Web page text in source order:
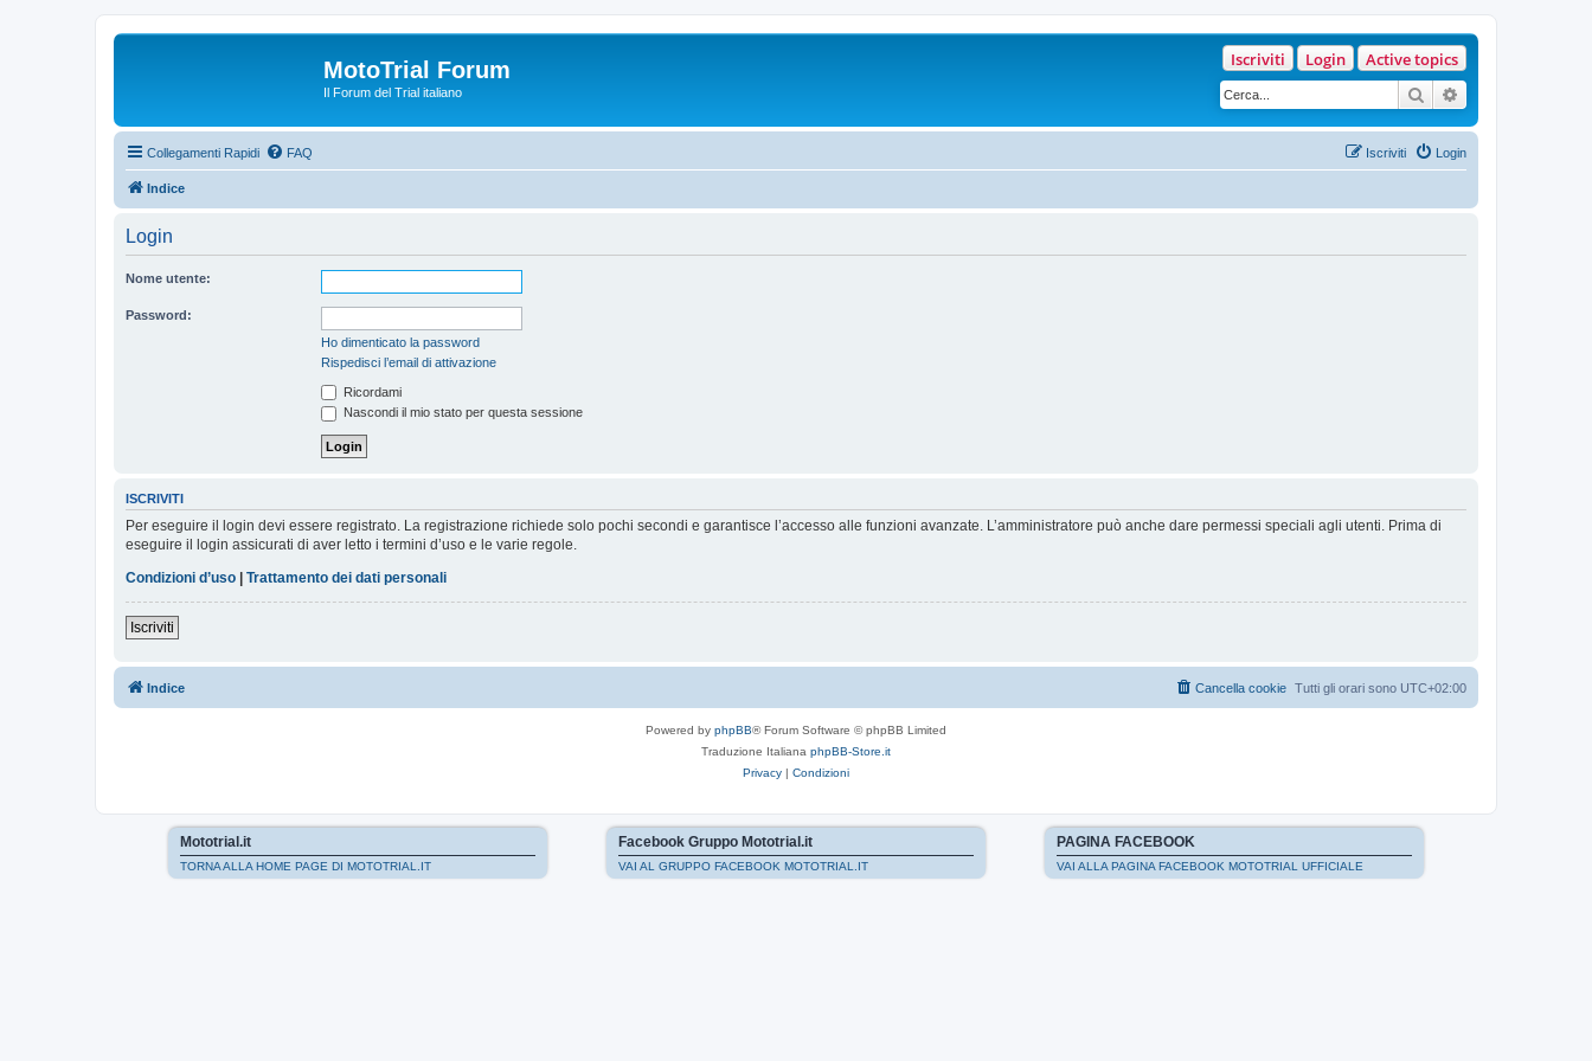
MotoTrial Forum
Il Forum del Trial italiano
Active topics
Login
Iscriviti
Cerca
Collegamenti Rapidi FAQ Login
Iscriviti
Indice
Login
Nome utente:
Password:
Ho dimenticato la password
Rispedisci l’email di attivazione
Ricordami
Nascondi il mio stato per questa sessione
ISCRIVITI
Per eseguire il login devi essere registrato. La registrazione richiede solo pochi secondi e garantisce l’accesso alle funzioni avanzate. L’amministratore può anche dare permessi speciali agli utenti. Prima di
eseguire il login assicurati di aver letto i termini d’uso e le varie regole.
Condizioni d’uso
Trattamento dei dati personali
Iscriviti
Indice Tutti gli orari sono UTC+02:00
Cancella cookie
Powered by phpBB® Forum Software © phpBB Limited
Traduzione Italiana phpBB-Store.it
Privacy | Condizioni
Mototrial.it
TORNA ALLA HOME PAGE DI MOTOTRIAL.IT
Facebook Gruppo Mototrial.it
VAI AL GRUPPO FACEBOOK MOTOTRIAL.IT
PAGINA FACEBOOK
VAI ALLA PAGINA FACEBOOK MOTOTRIAL UFFICIALE